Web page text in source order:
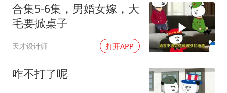
构建更高水平的全民健身公共服务体系
奋力开创中国式现代化建设新局面
合集5-6集，男婚女嫁，大
毛要掀桌子
天才设计师 打开APP
咋不打了呢